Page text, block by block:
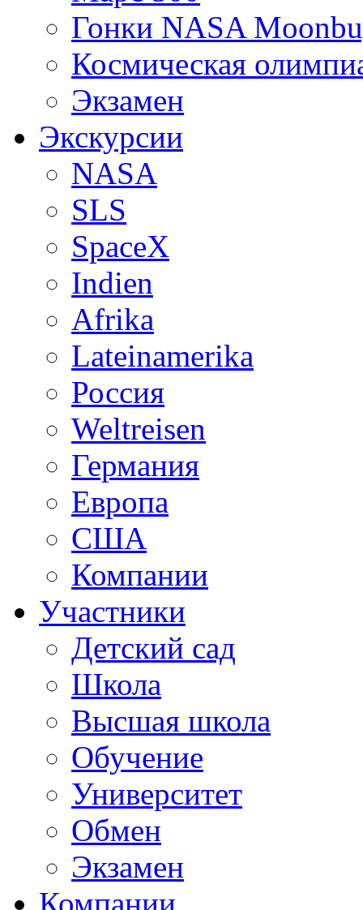
Гонки NASA
Космическая
Экзамен
Экскурсии
NASA
SLS
SpaceX
Indien
Afrika
Lateinamerika
Россия
Weltreisen
Германия
Европа
США
Компании
Участники
Детский сад
Школа
Высшая школа
Обучение
Университет
Обмен
Экзамен